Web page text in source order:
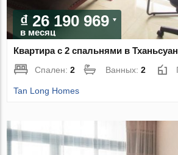
₫ 26 190 969
в месяц
Квартира с 2 спальнями в
Спален:2 Ванных:2
Tan Long Homes